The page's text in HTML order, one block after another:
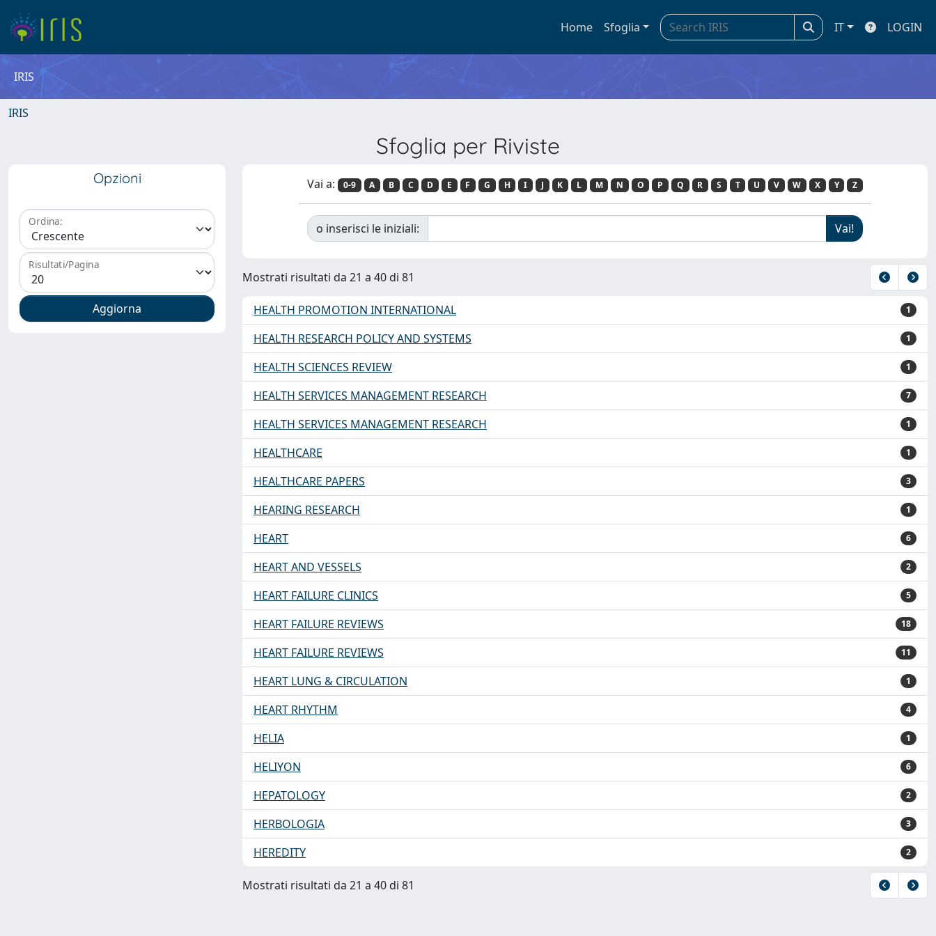
Home Sfoglia IT LOGIN
IRIS
IRIS
Sfoglia per Riviste
Opzioni
Ordina:
Risultati/Pagina
Vai a: 0-9 A B C D E F G H I J K L M N O P Q R S T U V W X Y Z
o inserisci le iniziali:
Mostrati risultati da 21 a 40 di 81
HEALTH PROMOTION INTERNATIONAL 1
HEALTH RESEARCH POLICY AND SYSTEMS 1
HEALTH SCIENCES REVIEW 1
HEALTH SERVICES MANAGEMENT RESEARCH 7
HEALTH SERVICES MANAGEMENT RESEARCH 1
HEALTHCARE 1
HEALTHCARE PAPERS 3
HEARING RESEARCH 1
HEART 6
HEART AND VESSELS 2
HEART FAILURE CLINICS 5
HEART FAILURE REVIEWS 18
HEART FAILURE REVIEWS 11
HEART LUNG & CIRCULATION 1
HEART RHYTHM 4
HELIA 1
HELIYON 6
HEPATOLOGY 2
HERBOLOGIA 3
HEREDITY 2
Mostrati risultati da 21 a 40 di 81